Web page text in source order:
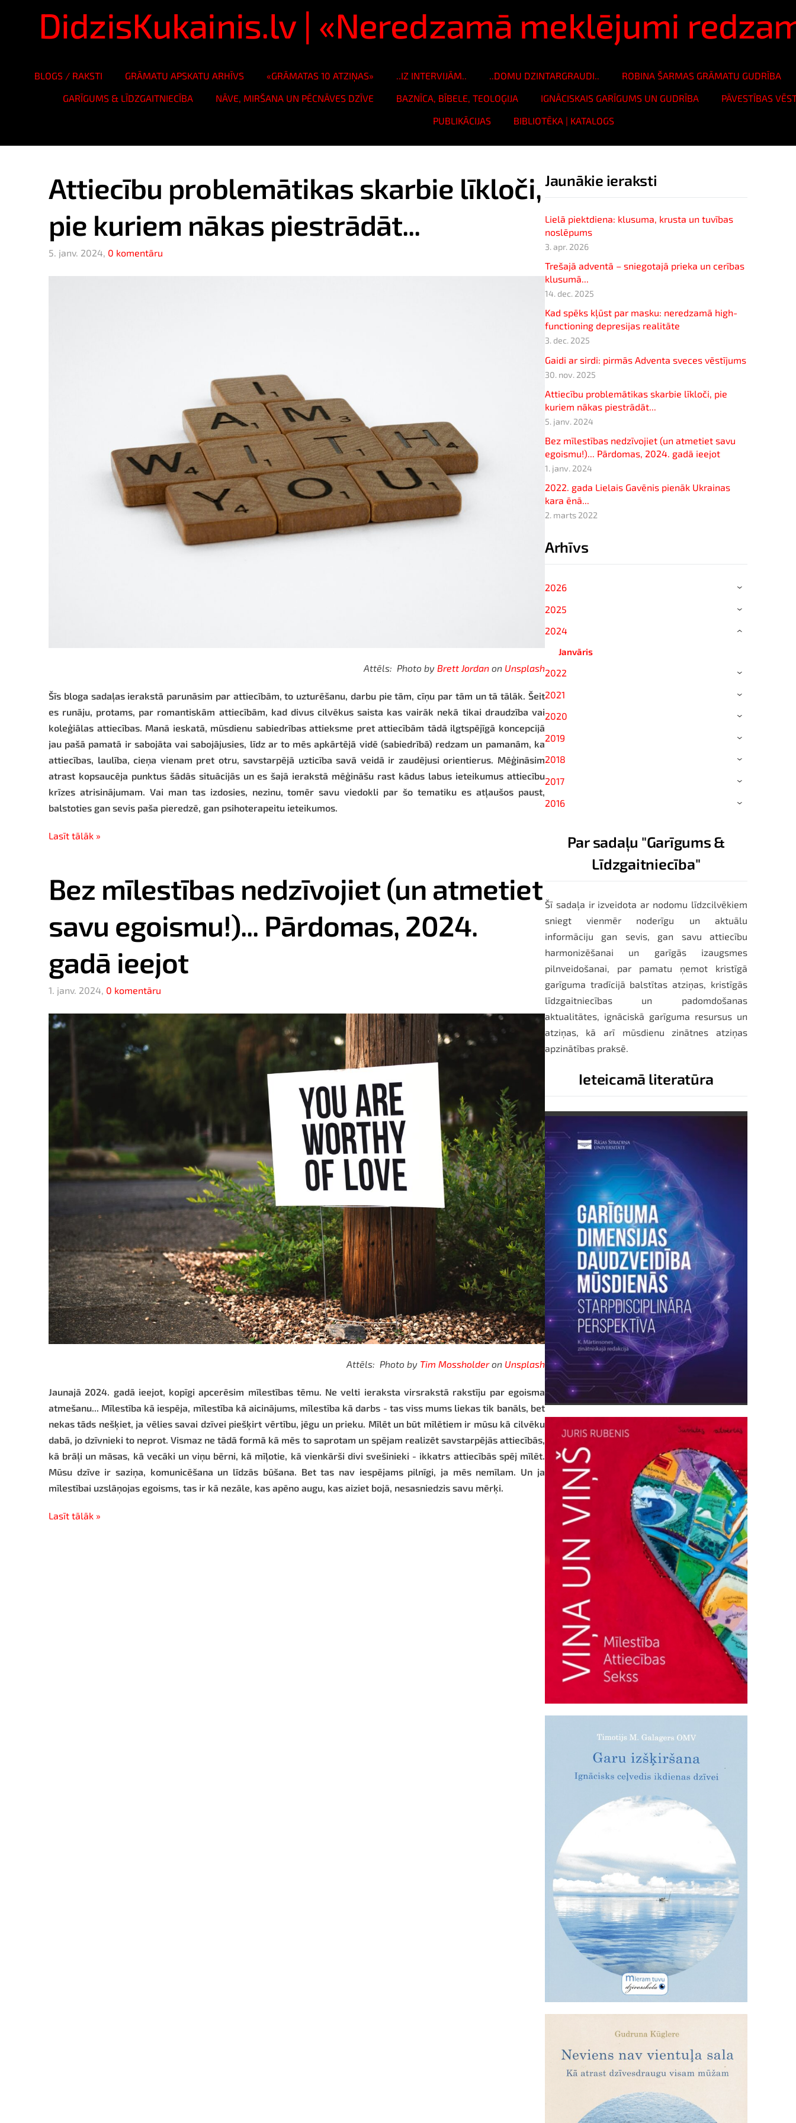
DidzisKukainis.lv | «Neredzamā meklējumi
BLOGS / RAKSTI GRĀMATU APSKATU ARHĪVS «GRĀMATAS 10 ATZIŅAS» ..IZ INTERVIJĀM.. ..DOMU DZINTARGRAUDI..
ROBINA ŠARMAS GRĀMATU GUDRĪBA
GARĪGUMS & LĪDZGAITNIECĪBA
NĀVE, MIRŠANA UN PĒCNĀVES DZĪVE BAZNĪCA, BĪBELE, TEOLOĢIJA IGNĀCISKAIS GARĪGUMS UN GUDRĪBA
PĀVESTĪBAS
PUBLIKĀCIJAS
BIBLIOTĒKA | KATALOGS
Jaunākie ieraksti
Lielā piektdiena: klusuma, krusta un tuvības
noslēpums
3. apr. 2026
Trešajā adventā – sniegotajā prieka un cerības
klusumā...
14. dec. 2025
Kad spēks kļūst par masku: neredzamā high-
functioning depresijas realitāte
3. dec. 2025
Gaidi ar sirdi: pirmās Adventa sveces vēstījums
30. nov. 2025
Attiecību problemātikas skarbie līkloči, pie
kuriem nākas piestrādāt...
5. janv. 2024
Bez mīlestības nedzīvojiet (un atmetiet savu
egoismu!)... Pārdomas, 2024. gadā ieejot
1. janv. 2024
2022. gada Lielais Gavēnis pienāk Ukrainas
kara ēnā...
2. marts 2022
Arhīvs
2026 ›
2025 ›
2024
Janvāris
›
2022 ›
2021 ›
2020 ›
2019 ›
2018 ›
2017 ›
2016 ›
Par sadaļu "Garīgums &
Līdzgaitniecība"
Šī sadaļa ir izveidota ar nodomu līdzcilvēkiem
sniegt vienmēr noderīgu un aktuālu
informāciju gan sevis, gan savu attiecību
harmonizēšanai un garīgās izaugsmes
pilnveidošanai, par pamatu ņemot kristīgā
garīguma tradīcijā balstītas atziņas, kristīgās
līdzgaitniecības un padomdošanas
aktualitātes, ignāciskā garīguma resursus un
atziņas, kā arī mūsdienu zinātnes atziņas
apzinātības praksē.
Ieteicamā literatūra
Attiecību problemātikas skarbie līkloči,
pie kuriem nākas piestrādāt...
5. janv. 2024, 0 komentāru
Attēls: Photo by Brett Jordanon Unsplash
Šīs bloga sadaļas ierakstā parunāsim par attiecībām, to uzturēšanu, darbu pie tām, cīņu par tām un tā tālāk. Šeit
es runāju, protams, par romantiskām attiecībām, kad divus cilvēkus saista kas vairāk nekā tikai draudzība vai
koleģiālas attiecības. Manā ieskatā, mūsdienu sabiedrības attieksme pret attiecībām tādā ilgtspējīgā koncepcijā
jau pašā pamatā ir sabojāta vai sabojājusies, līdz ar to mēs apkārtējā vidē (sabiedrībā) redzam un pamanām, ka
attiecības, laulība, cieņa vienam pret otru, savstarpējā uzticība savā veidā ir zaudējusi orientierus. Mēģināsim
atrast kopsaucēja punktus šādās situācijās un es šajā ierakstā mēģināšu rast kādus labus ieteikumus attiecību
krīzes atrisinājumam. Vai man tas izdosies, nezinu, tomēr savu viedokli par šo tematiku es atļaušos paust,
balstoties gan sevis paša pieredzē, gan psihoterapeitu ieteikumos.
Lasīt tālāk »
Bez mīlestības nedzīvojiet (un atmetiet
savu egoismu!)... Pārdomas, 2024.
gadā ieejot
1. janv. 2024, 0 komentāru
Attēls: Photo by Tim Mossholderon Unsplash
Jaunajā 2024. gadā ieejot, kopīgi apcerēsim mīlestības tēmu. Ne velti ieraksta virsrakstā rakstīju par egoisma
atmešanu... Mīlestība kā iespēja, mīlestība kā aicinājums, mīlestība kā darbs - tas viss mums liekas tik banāls, bet
nekas tāds nešķiet, ja vēlies savai dzīvei piešķirt vērtību, jēgu un prieku. Mīlēt un būt mīlētiem ir mūsu kā cilvēku
dabā, jo dzīvnieki to neprot. Vismaz ne tādā formā kā mēs to saprotam un spējam realizēt savstarpējās attiecībās,
kā brāļi un māsas, kā vecāki un viņu bērni, kā mīļotie, kā vienkārši divi svešinieki - ikkatrs attiecībās spēj mīlēt.
Mūsu dzīve ir saziņa, komunicēšana un līdzās būšana. Bet tas nav iespējams pilnīgi, ja mēs nemīlam. Un ja
mīlestībai uzslāņojas egoisms, tas ir kā nezāle, kas apēno augu, kas aiziet bojā, nesasniedzis savu mērķi.
Lasīt tālāk »